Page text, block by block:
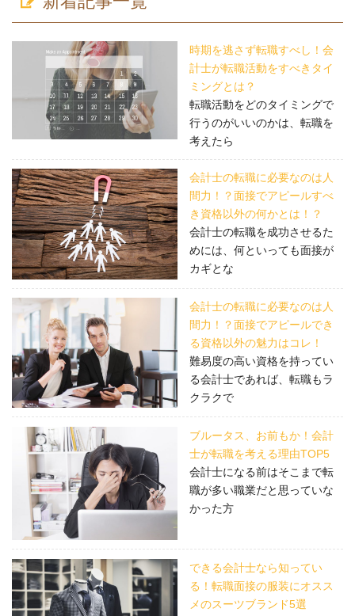
時期を逃さず転職すべし！会
計士が転職活動をすべきタイ
ミングとは？
転職活動をどのタイミングで
行うのがいいのかは、転職を
考えたら
会計士の転職に必要なのは人
間力！？面接でアピールすべ
き資格以外の何かとは！？
会計士の転職を成功させるた
めには、何といっても面接が
カギとな
会計士の転職に必要なのは人
間力！？面接でアピールでき
る資格以外の魅力はコレ！
難易度の高い資格を持ってい
る会計士であれば、転職もラ
クラクで
ブルータス、お前もか！会計
士が転職を考える理由TOP5
会計士になる前はそこまで転
職が多い職業だと思っていな
かった方
できる会計士なら知ってい
る！転職面接の服装にオスス
メのスーツブランド5選